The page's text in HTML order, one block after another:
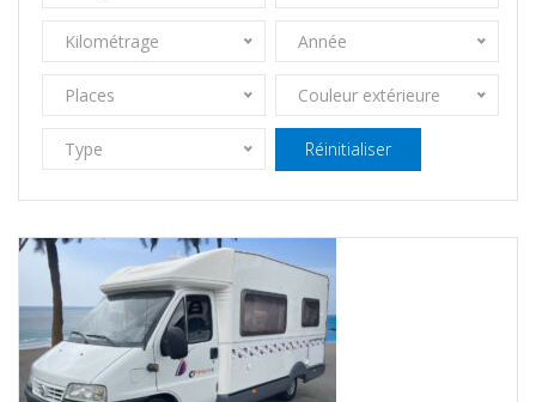
Kilométrage Année
Places Couleur extérieure
Type Réinitialiser